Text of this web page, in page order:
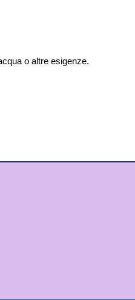
o altre esigenze.